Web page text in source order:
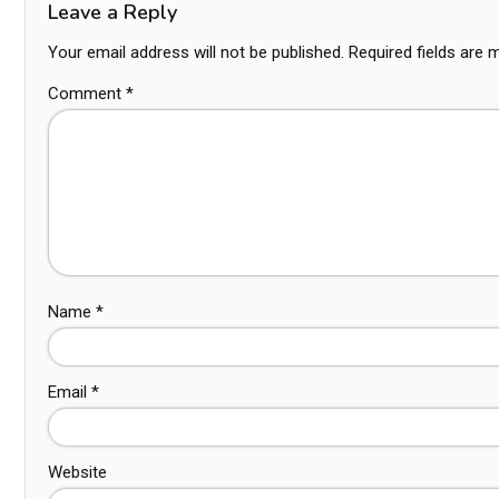
Leave a Reply
Your email address will not be published. Required fields are
Comment *
Name *
Email *
Website